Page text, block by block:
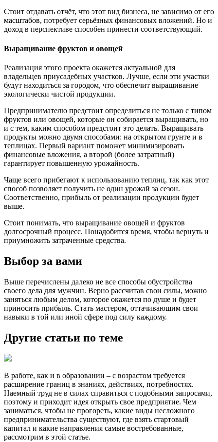
Стоит отдавать отчёт, что этот вид бизнеса, не зависимо от его
масштабов, потребует серьёзных финансовых вложений. Но и
доход в перспективе способен принести соответствующий.
Выращивание фруктов и овощей
Реализация этого проекта окажется актуальной для
владельцев приусадебных участков. Лучше, если эти участки
будут находиться за городом, что обеспечит выращивание
экологически чистой продукции.
Предпринимателю предстоит определиться не только с типом
фруктов или овощей, которые он собирается выращивать, но
и с тем, каким способом предстоит это делать. Выращивать
продукты можно двумя способами: на открытом грунте и в
теплицах. Первый вариант поможет минимизировать
финансовые вложения, а второй (более затратный)
гарантирует повышенную урожайность.
Чаще всего прибегают к использованию теплиц, так как этот
способ позволяет получить не один урожай за сезон.
Соответственно, прибыль от реализации продукции будет
выше.
Стоит понимать, что выращивание овощей и фруктов
долгосрочный процесс. Понадобится время, чтобы вернуть и
приумножить затраченные средства.
Выбор за вами
Выше перечислены далеко не все способы обустройства
своего дела для мужчин. Верно рассчитав свои силы, можно
заняться любым делом, которое окажется по душе и будет
приносить прибыль. Стать мастером, оттачивающим свои
навыки в той или иной сфере под силу каждому.
Другие статьи по теме
В работе, как и в образовании – с возрастом требуется
расширение границ в знаниях, действиях, потребностях.
Наемный труд не в силах справиться с подобными запросами,
поэтому и приходит идея открыть свое предприятие. Чем
заниматься, чтобы не прогореть, какие виды несложного
предпринимательства существуют, где взять стартовый
капитал и какие направления самые востребованные,
рассмотрим в этой статье.